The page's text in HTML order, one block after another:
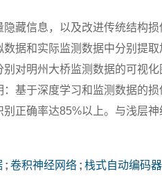
藏信息，以及改进传统结构
据和实际监测数据中分别提
对明州大桥监测数据的可视
基于深度学习和监测数据的
正确率达85%以上。与浅层
; 卷积神经网络 ; 栈式自动编码器